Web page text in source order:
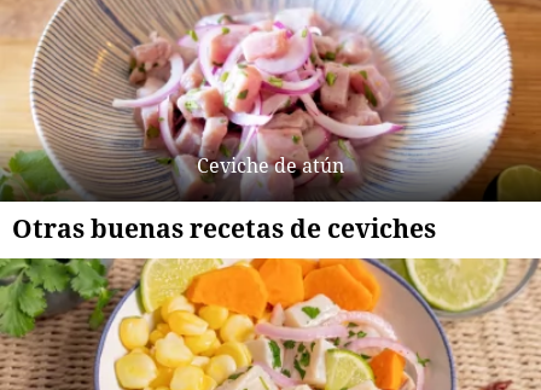
Ceviche de atún
Otras buenas recetas de ceviches